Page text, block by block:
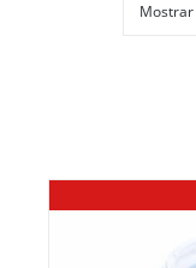
Mostrar